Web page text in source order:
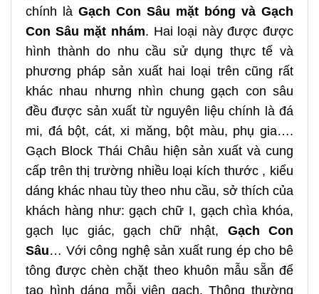
chính là Gạch Con Sâu mặt bóng và Gạch
Con Sâu mặt nhám. Hai loại này được được
hình thành do nhu cầu sử dụng thực tế và
phương pháp sản xuất hai loại trên cũng rất
khác nhau nhưng nhìn chung gạch con sâu
đều được sản xuất từ nguyên liệu chính là đá
mi, đá bột, cát, xi măng, bột màu, phụ gia….
Gạch Block Thái Châu hiện sản xuất và cung
cấp trên thị trường nhiều loại kích thước , kiểu
dáng khác nhau tùy theo nhu cầu, sở thích của
khách hàng như: gạch chữ I, gạch chìa khóa,
gạch lục giác, gạch chữ nhật, Gạch Con
Sâu… Với công nghệ sản xuất rung ép cho bê
tông được chèn chặt theo khuôn mẫu sẵn để
tạo hình dáng mỗi viên gạch. Thông thường